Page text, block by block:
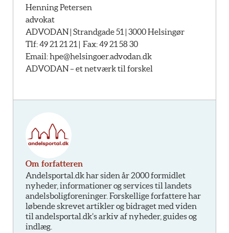
Henning Petersen
advokat
ADVODAN | Strandgade 51 | 3000 Helsingør
Tlf: 49 21 21 21 | Fax: 49 21 58 30
Email:hpe@helsingoer.advodan.dk
ADVODAN – et netværk til forskel
Om forfatteren
Andelsportal.dk har siden år 2000 formidlet
nyheder, informationer og services til landets
andelsboligforeninger. Forskellige forfattere har
løbende skrevet artikler og bidraget med viden
til andelsportal.dk’s arkiv af nyheder, guides og
indlæg.